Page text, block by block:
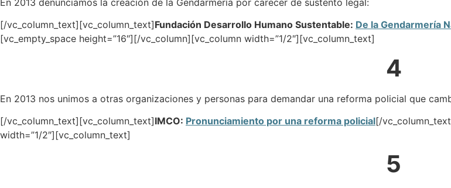
[/vc_column_text][vc_column_text]Fundación Desarrollo Humano Sustentable: De la Gendarmería
[vc_empty_space height=”16″][/vc_column][vc_column width=”1/2″][vc_column_text]
4
En 2013 nos unimos a otras organizaciones y personas para demandar una reforma policial que
[/vc_column_text][vc_column_text]IMCO: Pronunciamiento por una reforma policial[/
width=”1/2″][vc_column_text]
5